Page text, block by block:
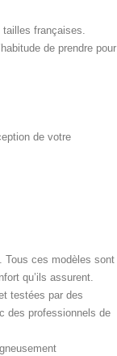
tailles françaises.
de prendre pour
de votre
Tous ces modèles sont
qu’ils assurent.
testées par des
des professionnels de